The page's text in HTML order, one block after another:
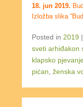
18. jun 2019.
Izložba slika
Posted in 2019 |
sveti arhiđakon
klapsko
pićan ženska